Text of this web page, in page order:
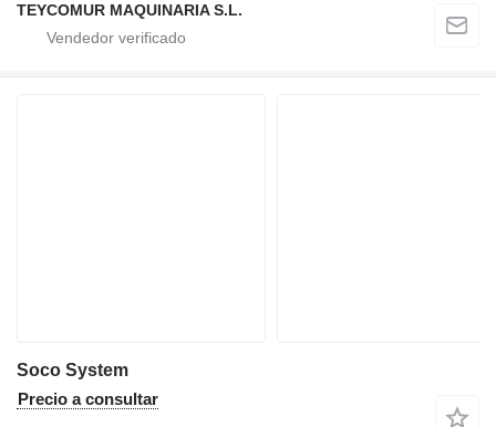
TEYCOMUR MAQUINARIA S.L.
Soco System
Precio a consultar